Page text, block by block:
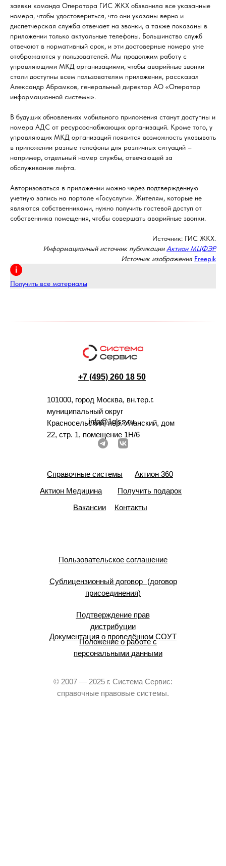
заявки команда Оператора ГИС ЖКХ обзвонила все указанные
номера, чтобы удостовериться, что они указаны верно и
диспетчерская служба отвечает на звонки, а также показаны в
приложении только актуальные телефоны. Большинство служб
отвечают в нормативный срок, и эти достоверные номера уже
отображаются у пользователей. Мы продолжим работу с
управляющими МКД организациями, чтобы аварийные звонки
стали доступны всем пользователям приложения, рассказал
Александр Абрамков, генеральный директор АО «Оператор
информационной системы».
В будущих обновлениях мобильного приложения станут доступны и
номера АДС от ресурсоснабжающих организаций. Кроме того, у
управляющих МКД организаций появится возможность указывать
в приложении разные телефоны для различных ситуаций –
например, отдельный номер службы, отвечающей за
обслуживание лифта.
Авторизоваться в приложении можно через подтвержденную
учетную запись на портале «Госуслуги». Жителям, которые не
являются собственниками, нужно получить гостевой доступ от
собственника помещения, чтобы совершать аварийные звонки.
Источник: ГИС ЖКХ.
Информационный источник публикации Актион МЦФЭР
Источник изображения Freepik
Получить все материалы
+7 (495) 260 18 50
101000, город Москва, вн.тер.г.
муниципальный округ
Красносельский, пер. Уланский, дом
22, стр. 1, помещение 1Н/6
info@1glss.ru
Справочные системы
Актион 360
Актион Медицина
Получить подарок
Вакансии
Контакты
Пользовательское соглашение
Сублицензионный договор (договор
присоединения)
Подтверждение прав
дистрибуции
Документация о проведённом СОУТ
Положение о работе с
персональными данными
© 2007 — 2025 г. Система Сервис:
справочные правовые системы.